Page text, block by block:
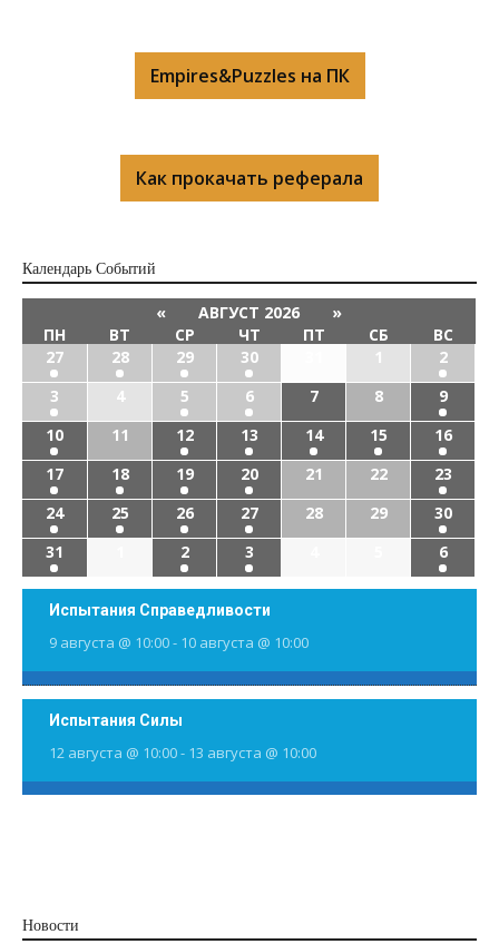
Empires&Puzzles на ПК
Как прокачать реферала
Календарь Cобытий
« АВГУСТ 2026
»
ПН
ВТ СР ЧТ ПТ СБ
ВС
27
28 29 30 1
2
3
4 5 6 7 8
9
10
11 12 13 14 15
16
17
18 19 20 21 22
23
24
25 26 27 28 29
30
31
2 3 6
Испытания Справедливости
9 августа @ 10:00- 10 августа @ 10:00
Испытания Силы
12 августа @ 10:00- 13 августа @ 10:00
Новости